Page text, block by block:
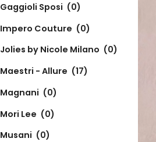
Gaggioli Sposi (0)
Impero Couture (0)
Jolies by Nicole Milano (0)
Maestri - Allure (17)
Magnani (0)
Mori Lee (0)
Musani (0)